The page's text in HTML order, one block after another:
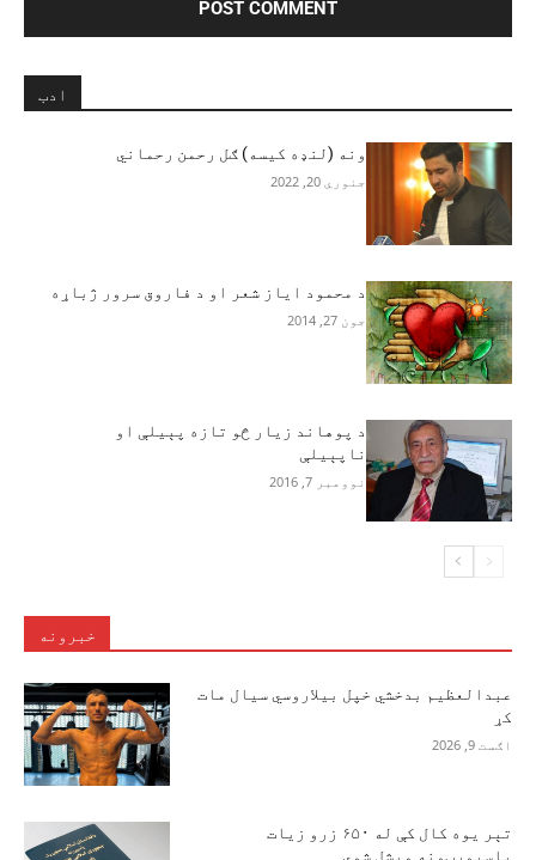
ادب
ونه (لنډه کیسه) ګل رحمن رحماني
جنوري 20, 2022
د محمود ایاز شعر او د فاروق سرور ژباړه
جون 27, 2014
د پوهاند زيار څو تازه پېيلې او
ناپېيلې
نوومبر 7, 2016
خبرونه
عبدالعظیم بدخشي خپل بیلاروسي سیال مات
کړ
اګست 9, 2026
تېر یوه کال کې له ۶۵۰ زرو زیات
پاسپورټونه وېشل شوي